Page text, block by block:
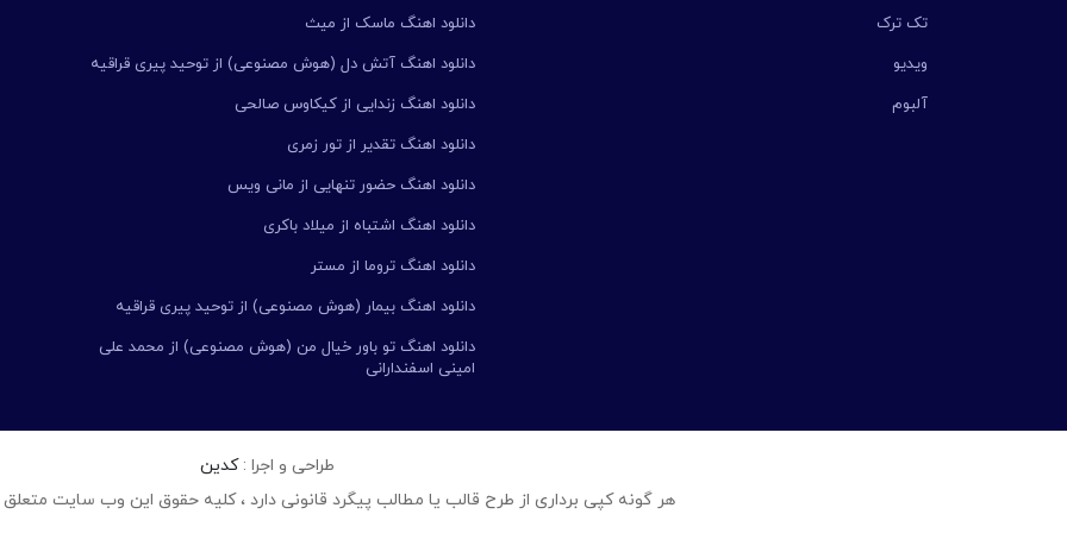
تک ترک
ویدیو
آلبوم
دانلود اهنگ ماسک از میث
دانلود اهنگ آتش دل (هوش مصنوعی) از توحید پیری قراقیه
دانلود اهنگ زندایی از کیکاوس صالحی
دانلود اهنگ تقدیر از تور زمری
دانلود اهنگ حضور تنهایی از مانی ویس
دانلود اهنگ اشتباه از میلاد باکری
دانلود اهنگ تروما از مستر
دانلود اهنگ بیمار (هوش مصنوعی) از توحید پیری قراقیه
دانلود اهنگ تو باور خیال من (هوش مصنوعی) از محمد علی
امینی اسفندارانی
طراحی و اجرا :کدین
هر گونه کپی برداری از طرح قالب یا مطالب پیگرد قانونی دارد ، کلیه حقوق این وب سایت